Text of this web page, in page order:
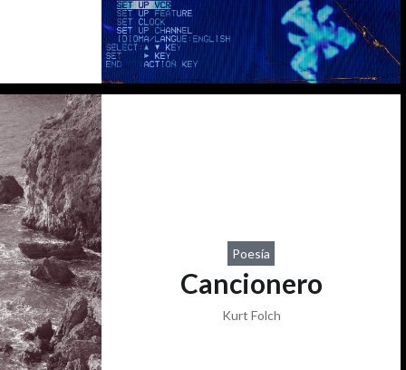
Poesía
Cancionero
Kurt Folch